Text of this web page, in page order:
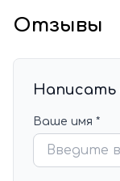
Отзывы
Ваше имя *